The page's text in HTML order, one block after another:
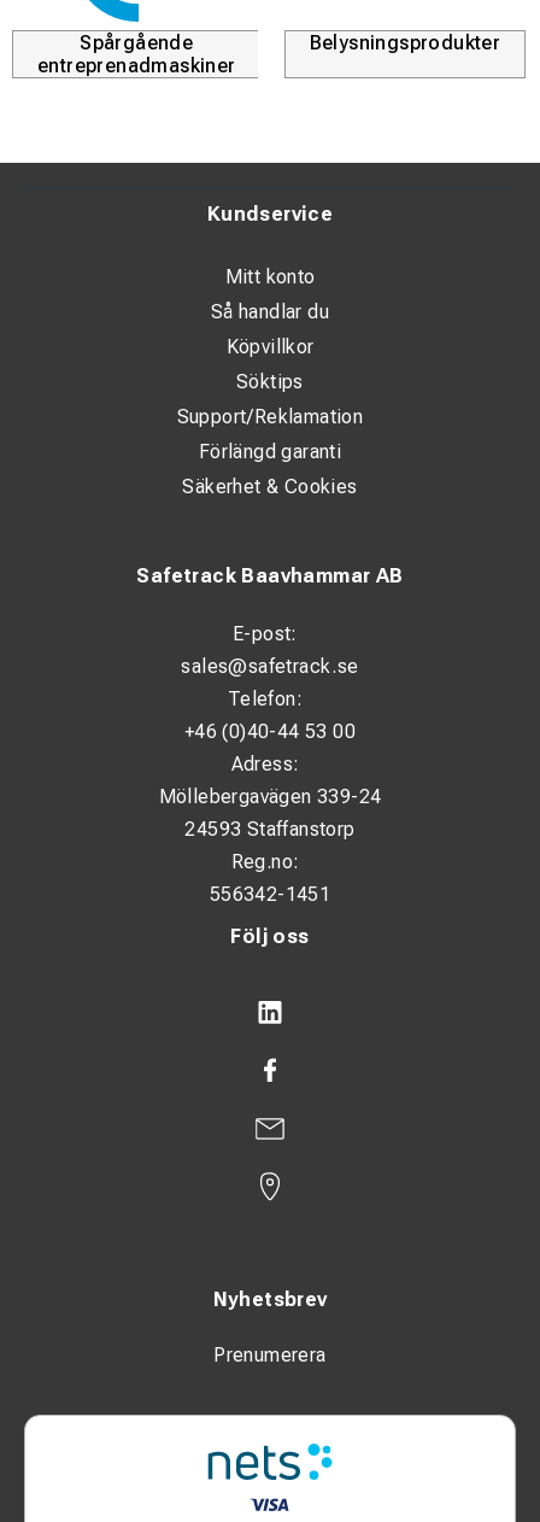
Spårgående
entreprenadmaskiner
Belysningsprodukter
Följ oss
Nyhetsbrev
Prenumerera
Safetrack Baavhammar AB
E-post:
sales@safetrack.se
Telefon:
+46 (0)40-44 53 00
Adress:
Möllebergavägen 339-24
24593 Staffanstorp
Reg.no:
556342-1451
Kundservice
Mitt konto
Så handlar du
Köpvillkor
Söktips
Support/Reklamation
Förlängd garanti
Säkerhet & Cookies